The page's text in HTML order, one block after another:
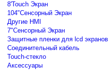
8'Touch Экран
104"Сенсорный Экран
Другие HMI
7"Сенсорный Экран
Защитные пленки для lcd экранов
Соединительный кабель
Touch-стекло
Аксессуары